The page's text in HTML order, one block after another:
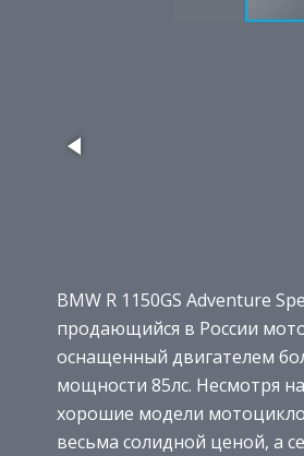
BMW R 1150GS Adventure
продающийся в России
оснащенный двигателем
мощности 85лс. Несмотря
хорошие модели
весьма солидной ценой, а